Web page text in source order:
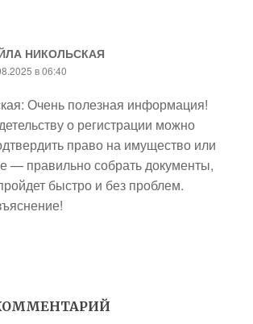
НИКОЛЬСКАЯ
в 06:40
Очень полезная информация!
о регистрации можно
право на имущество или
— правильно собрать документы,
быстро и без проблем.